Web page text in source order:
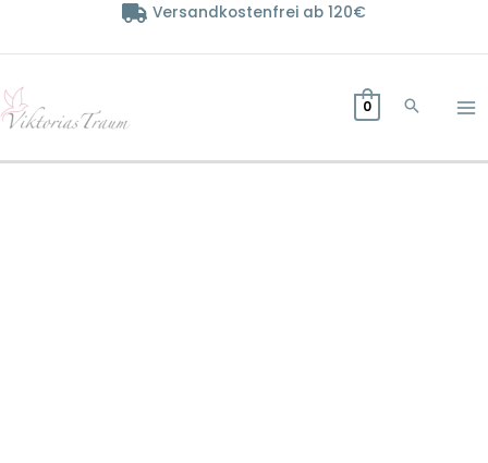
Versandkostenfrei ab 120€
0